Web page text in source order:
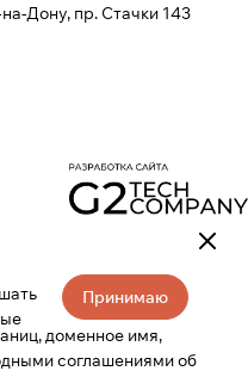
на-Дону, пр. Стачки 143
доменное имя,
соглашениями об
Принимаю